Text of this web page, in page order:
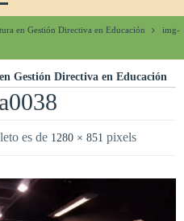
en Gestión Directiva en Educación
img-
Gestión Directiva en Educación
es de 1280 × 851 pixels